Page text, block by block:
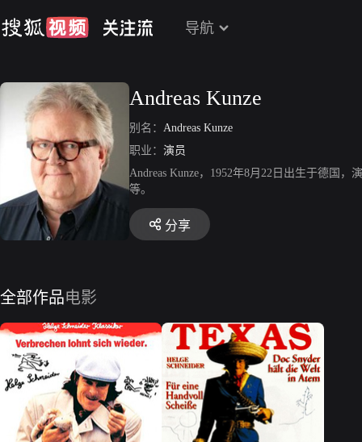
导航
Andreas Kunze
别名： Andreas Kunze
职业： 演员
Andreas Kunze，1952年8月22日出生于德国
等。
分享
全部作品电影